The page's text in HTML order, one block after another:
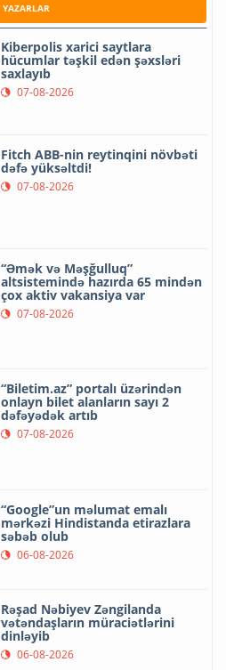
YAZARLAR
Kiberpolis xarici saytlara
hücumlar təşkil edən şəxsləri
saxlayıb
07-08-2026
Fitch ABB-nin reytinqini növbəti
dəfə yüksəltdi!
07-08-2026
“Əmək və Məşğulluq”
altsistemində hazırda 65 mindən
çox aktiv vakansiya var
07-08-2026
“Biletim.az” portalı üzərindən
onlayn bilet alanların sayı 2
dəfəyədək artıb
07-08-2026
“Google”un məlumat emalı
mərkəzi Hindistanda etirazlara
səbəb olub
06-08-2026
Rəşad Nəbiyev Zəngilanda
vətəndaşların müraciətlərini
dinləyib
06-08-2026